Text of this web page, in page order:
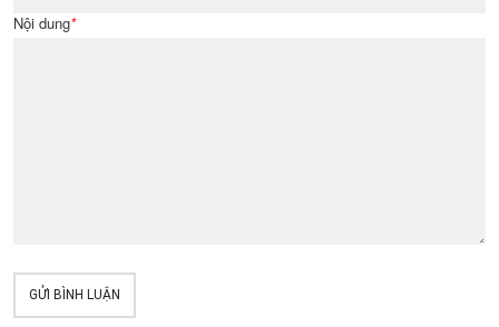
Nội dung*
GỬI BÌNH LUẬN